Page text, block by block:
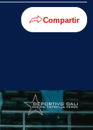
Compartir